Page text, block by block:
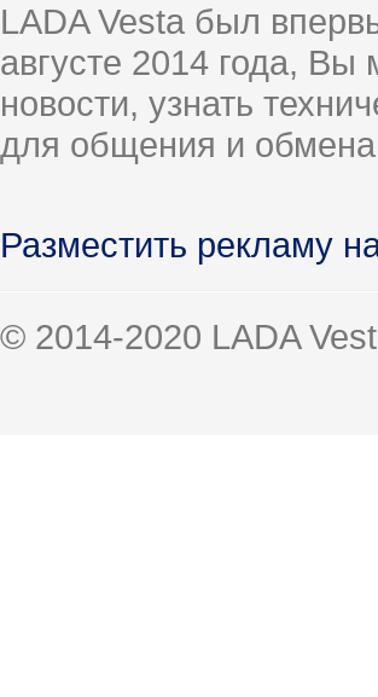
LADA Vesta был
августе 2014 года,
новости, узнать
для общения и
Разместить рекламу
© 2014-2020 LADA